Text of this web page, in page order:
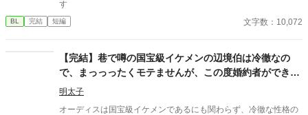
す
BL 完結 短編 文字数：10,072
【完結】巷で噂の国宝級イケメンの辺境伯は冷徹なの
で、まっっったくモテませんが、この度婚約者ができま
した。
明太子
オーディスは国宝級イケメンであるにも関わらず、冷徹な性格の